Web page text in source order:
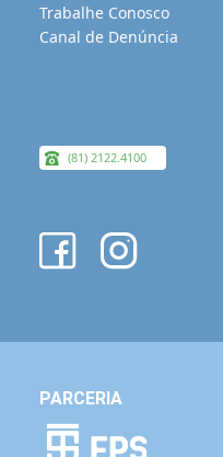
Trabalhe Conosco
Canal de Denúncia
(81) 2122.4100
PARCERIA